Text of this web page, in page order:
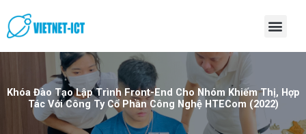
to
content
Khóa Đào Tạo Lập Trình Front-End Cho Nhóm Khiếm Thị, Hợp
Tác Với Công Ty Cổ Phần Công Nghệ HTECom (2022)